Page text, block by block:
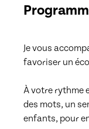
Je vous
favoriser un
À votre rythme
des mots, un
enfants, pour